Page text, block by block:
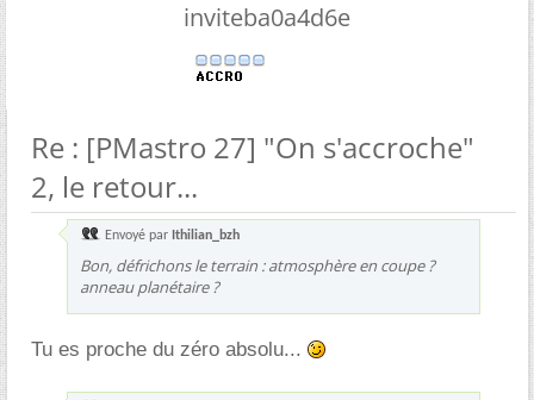
inviteba0a4d6e
Re : [PMastro 27] "On s'accroche"
2, le retour...
Envoyé par Ithilian_bzh
Bon, défrichons le terrain : atmosphère en coupe ?
anneau planétaire ?
Tu es proche du zéro absolu...